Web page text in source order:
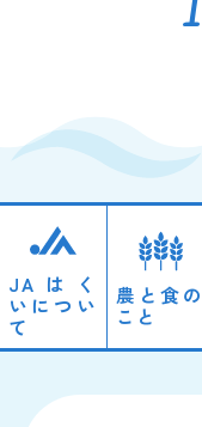
JAはく
いについ
て
農と食の
こと